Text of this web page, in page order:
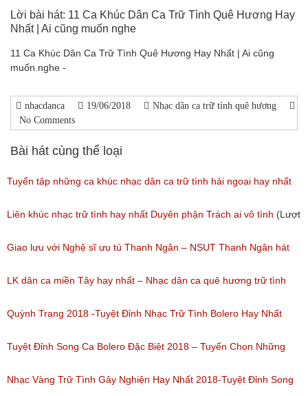
Lời bài hát: 11 Ca Khúc Dân Ca Trữ Tình Quê Hương Hay
Nhất | Ai cũng muốn nghe
11 Ca Khúc Dân Ca Trữ Tình Quê Hương Hay Nhất | Ai cũng
muốn nghe -
nhacdanca 19/06/2018
Nhạc dân ca trữ tình quê hương
No Comments
Bài hát cùng thể loại
Tuyển tập những ca khúc nhạc dân ca trữ tình hải ngoại hay nhất
(Lượt nghe: 277)
Liên khúc nhạc trữ tình hay nhất Duyên phận Trách ai vô tình (Lượt
nghe: 193)
Giao lưu với Nghệ sĩ ưu tú Thanh Ngân – NSUT Thanh Ngân hát
Bolero
(Lượt nghe: 80)
LK dân ca miền Tây hay nhất – Nhạc dân ca quê hương trữ tình
miền tây hay nhất
(Lượt nghe: 184)
Quỳnh Trang 2018 -Tuyệt Đỉnh Nhạc Trữ Tình Bolero Hay Nhất
Của Quỳnh Trang 2018
(Lượt nghe: 155)
Tuyệt Đỉnh Song Ca Bolero Đặc Biệt 2018 – Tuyển Chọn Những
Bài Hát Song Ca Nhạc Vàng Bolero Hay Nhất
Nhạc Vàng Trữ Tình Gây Nghiện Hay Nhất 2018-Tuyệt Đỉnh Song